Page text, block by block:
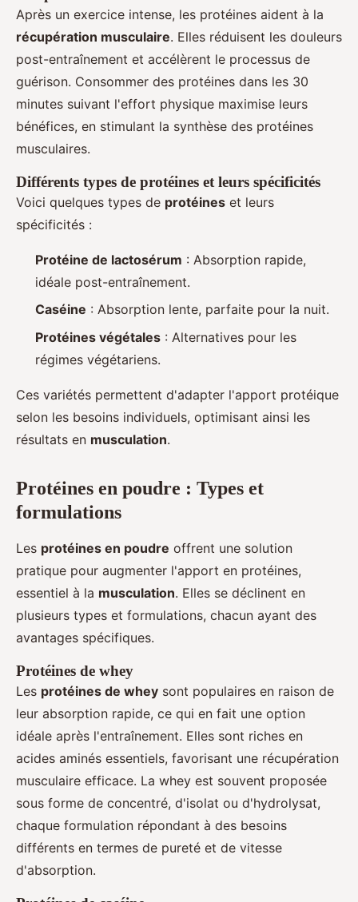
Après un exercice intense, les protéines aident à la
récupération musculaire. Elles réduisent les douleurs
post-entraînement et accélèrent le processus de
guérison. Consommer des protéines dans les 30
minutes suivant l'effort physique maximise leurs
bénéfices, en stimulant la synthèse des protéines
musculaires.
Différents types de protéines et leurs spécificités
Voici quelques types de protéines et leurs
spécificités :
Protéine de lactosérum : Absorption rapide,
idéale post-entraînement.
Caséine : Absorption lente, parfaite pour la nuit.
Protéines végétales : Alternatives pour les
régimes végétariens.
Ces variétés permettent d'adapter l'apport protéique
selon les besoins individuels, optimisant ainsi les
résultats en musculation.
Protéines en poudre : Types et
formulations
Les protéines en poudre offrent une solution
pratique pour augmenter l'apport en protéines,
essentiel à la musculation. Elles se déclinent en
plusieurs types et formulations, chacun ayant des
avantages spécifiques.
Protéines de whey
Les protéines de whey sont populaires en raison de
leur absorption rapide, ce qui en fait une option
idéale après l'entraînement. Elles sont riches en
acides aminés essentiels, favorisant une récupération
musculaire efficace. La whey est souvent proposée
sous forme de concentré, d'isolat ou d'hydrolysat,
chaque formulation répondant à des besoins
différents en termes de pureté et de vitesse
d'absorption.